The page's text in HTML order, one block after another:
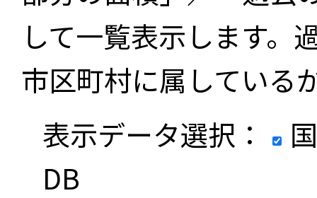
して一覧表示します。
市区町村に属している
表示データ選択：
DB